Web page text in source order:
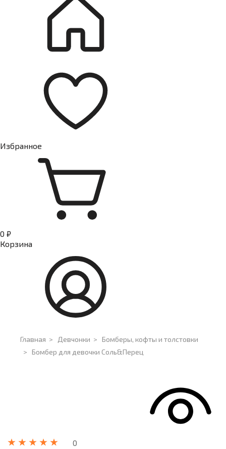
Избранное
0 ₽
Корзина
Главная > Девчонки > Бомберы, кофты и толстовки
> Бомбер для девочки Соль&Перец
0